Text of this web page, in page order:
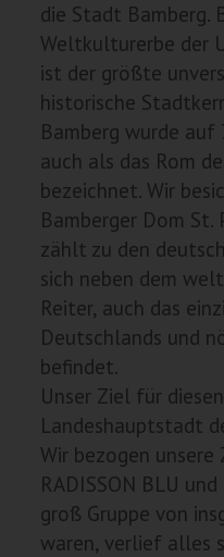
die Stadt Bamberg.
Weltkulturerbe der
ist der größte
historische
Bamberg wurde auf
auch als das Rom
bezeichnet. Wir
Bamberger Dom St.
zählt zu den
sich neben dem
Reiter, auch das
Deutschlands und
befindet.
Unser Ziel für
Landeshauptstadt
Wir bezogen
RADISSON BLU
groß Gruppe von
waren, verlief alles